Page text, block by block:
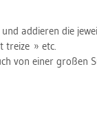
ad­die­ren die
» etc.
von einer gro­ßen